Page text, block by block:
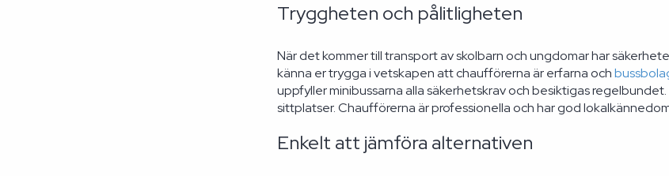
Tryggheten och pålitligheten
När det kommer till transport av skolbarn och ungdomar har
känna er trygga i vetskapen att chaufförerna är erfarna och
uppfyller minibussarna alla säkerhetskrav och besiktigas
sittplatser. Chaufförerna är professionella och har god
Enkelt att jämföra alternativen